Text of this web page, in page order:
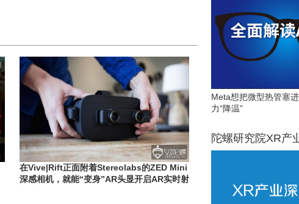
在Vive|Rift正面附着Stereolabs的ZED Mini
深感相机，就能“变身”AR头显开启AR实时射
Meta想把微型热管塞
力“降温”
陀螺研究院XR产